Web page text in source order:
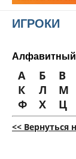
ИГРОКИ
Алфавитный
А Б В
К
Л М
Ф
Х Ц
<<